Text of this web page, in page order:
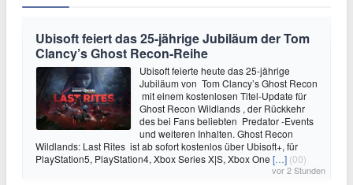
Ubisoft feiert das 25-jährige Jubiläum der Tom
Clancy’s Ghost Recon-Reihe
Ubisoft feierte heute das 25-jährige
Jubiläum von Tom Clancy’s Ghost Recon
mit einem kostenlosen Titel-Update für
Ghost Recon Wildlands , der Rückkehr
des bei Fans beliebten Predator -Events
und weiteren Inhalten. Ghost Recon
Wildlands: Last Rites ist ab sofort kostenlos über Ubisoft+, für
PlayStation5, PlayStation4, Xbox Series X|S, Xbox One […] (00)
vor 2 Stunden